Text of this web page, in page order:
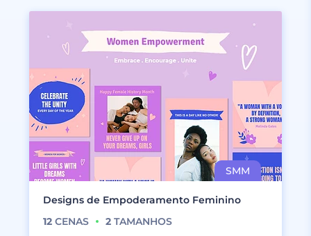
Designs de Empoderamento Feminino
12 CENAS 2 TAMANHOS